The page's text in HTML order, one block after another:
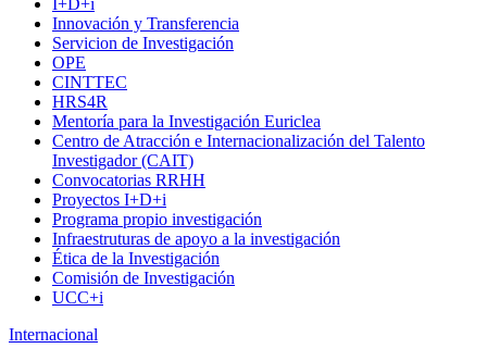
I+D+i
Innovación y Transferencia
Servicion de Investigación
OPE
CINTTEC
HRS4R
Mentoría para la Investigación Euriclea
Centro de Atracción e Internacionalización del Talento
Investigador (CAIT)
Convocatorias RRHH
Proyectos I+D+i
Programa propio investigación
Infraestruturas de apoyo a la investigación
Ética de la Investigación
Comisión de Investigación
UCC+i
Internacional